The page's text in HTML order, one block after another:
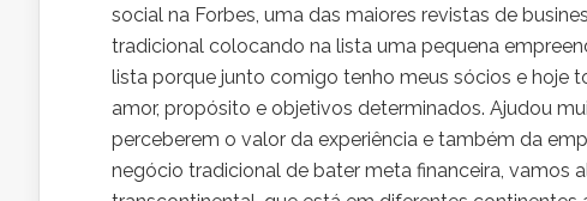
social na Forbes, uma das maiores revistas de
tradicional colocando na lista uma pequena
lista porque junto comigo tenho meus sócios e hoje
amor, propósito e objetivos determinados. Ajudou
perceberem o valor da experiência e também da
negócio tradicional de bater meta financeira, vamos